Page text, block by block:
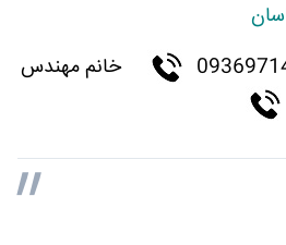
خانم مهندس